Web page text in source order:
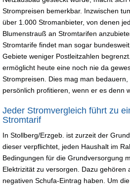
Strompreisen bemerkbar. Inzwischen
über 1.000 Stromanbieter, von denen
Blumenstrauß an Stromtarifen
Stromtarife findet man sogar
Gebiete weniger Postleitzahlen
ermöglicht heute eine noch nie da
Strompreisen. Dies mag man
persönlich profitieren, wenn er es denn
Jeder Stromvergleich führt zu
Stromtarif
In Stollberg/Erzgeb. ist zurzeit der
dieser verpflichtet, jeden Haushalt im
Bedingungen für die Grundversorgung
Elektrizität zu versorgen. Dazu gehören
negativen Schufa-Eintrag haben. Um